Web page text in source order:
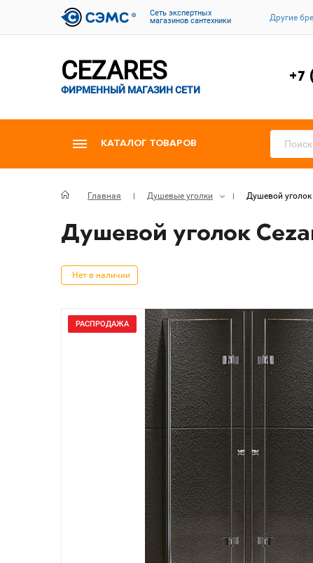
Cеть экспертных
магазинов сантехники
Другие
CEZARES
ФИРМЕННЫЙ МАГАЗИН СЕТИ
+7
КАТАЛОГ ТОВАРОВ
Главная Душевые уголки Душевой уголок
Душевой уголок
Нет в наличии
РАСПРОДАЖА